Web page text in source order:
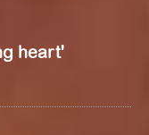
heart'